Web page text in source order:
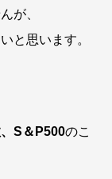
が、
と思います。
S＆P500のこ